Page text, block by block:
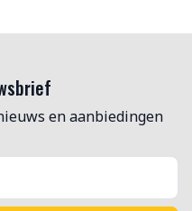
en aanbiedingen